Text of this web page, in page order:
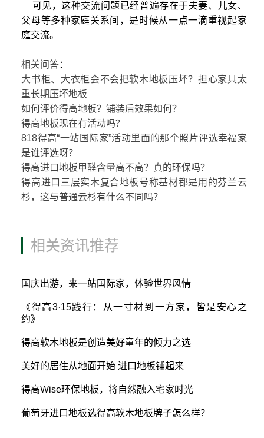
可见，这种交流问题已经普遍存在于夫妻、儿女、
父母等多种家庭关系间，是时候从一点一滴重视起家
庭交流。
相关问答：
大书柜、大衣柜会不会把软木地板压坏？担心家具太
重长期压坏地板
如何评价得高地板？铺装后效果如何？
得高地板现在有活动吗？
818得高“一站国际家”活动里面的那个照片评选幸福家
是谁评选呀？
得高进口地板甲醛含量高不高？真的环保吗？
得高进口三层实木复合地板号称基材都是用的芬兰云
杉，这与普通云杉有什么不同吗？
相关资讯推荐
国庆出游，来一站国际家，体验世界风情
《得高3·15践行：从一寸材到一方家，皆是安心之
约》
得高软木地板是创造美好童年的倾力之选
美好的居住从地面开始 进口地板铺起来
得高Wise环保地板，将自然融入宅家时光
葡萄牙进口地板选得高软木地板牌子怎么样？